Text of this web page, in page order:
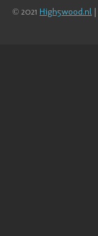
© 2021 High5wood.nl |